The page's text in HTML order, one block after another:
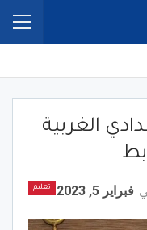
الغربية
تعليم فبراير 5, 2023